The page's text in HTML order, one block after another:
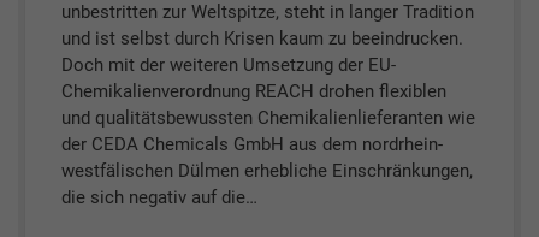
unbestritten zur Weltspitze, steht in langer Tradition
und ist selbst durch Krisen kaum zu beeindrucken.
Doch mit der weiteren Umsetzung der EU-
Chemikalienverordnung REACH drohen flexiblen
und qualitätsbewussten Chemikalienlieferanten wie
der CEDA Chemicals GmbH aus dem nordrhein-
westfälischen Dülmen erhebliche Einschränkungen,
die sich negativ auf die…